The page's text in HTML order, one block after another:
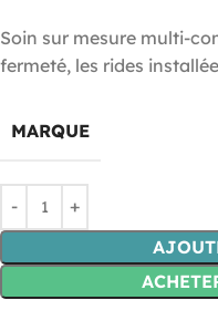
Soin sur mesure multi-
fermeté, les rides
MARQUE